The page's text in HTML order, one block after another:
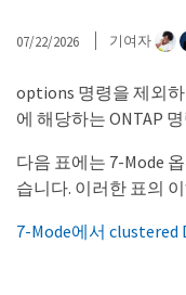
07/22/2026 기여자
options 명령을 제외
에 해당하는 ONTAP
다음 표에는 7-Mode
습니다. 이러한 표의
7-Mode에서 clustered